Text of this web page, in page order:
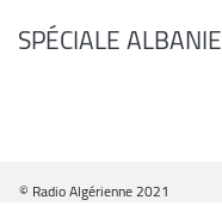
SPÉCIALE ALBANIE
© Radio Algérienne 2021